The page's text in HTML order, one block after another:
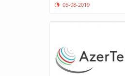
05-08-2019